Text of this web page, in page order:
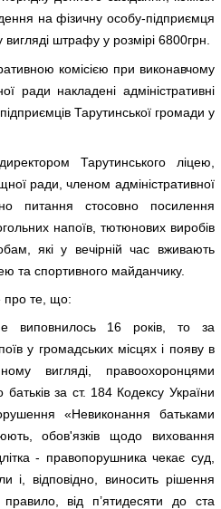
на фізичну особу-підприємця
вигляді штрафу у розмірі 6800грн.
комісією при виконавчому
ради накладені адміністративні
Тарутинської громади у
Тарутинського ліцею,
ради, членом адміністративної
питання стосовно посилення
напоїв, тютюнових виробів
які у вечірній час вживають
та спортивного майданчику.
про те, що:
виповнилось 16 років, то за
у громадських місцях і появу в
вигляді, правоохоронцями
за ст. 184 Кодексу України
«Невиконання батьками
обов'язків щодо виховання
- правопорушника чекає суд,
і, відповідно, виносить рішення
від п’ятидесяти до ста